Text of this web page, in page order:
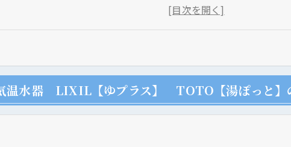
気温水器 LIXIL【ゆプラス】 TOTO【湯ぽっと】